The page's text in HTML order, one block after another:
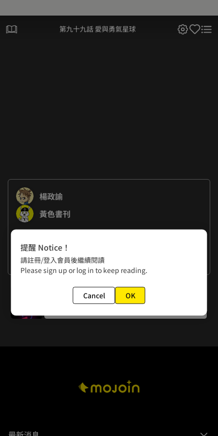
第九十九話 愛與勇氣星球
楊政諭
黃色書刊
楊政諭：愛與勇氣星球感覺空氣很好呢～
黃色書刊：我家的空氣中瀰漫著汗臭味與尿布味。
看更多
提醒 Notice！
請註冊/登入會員後繼續閱讀
Please sign up or log in to keep reading.
Cancel OK